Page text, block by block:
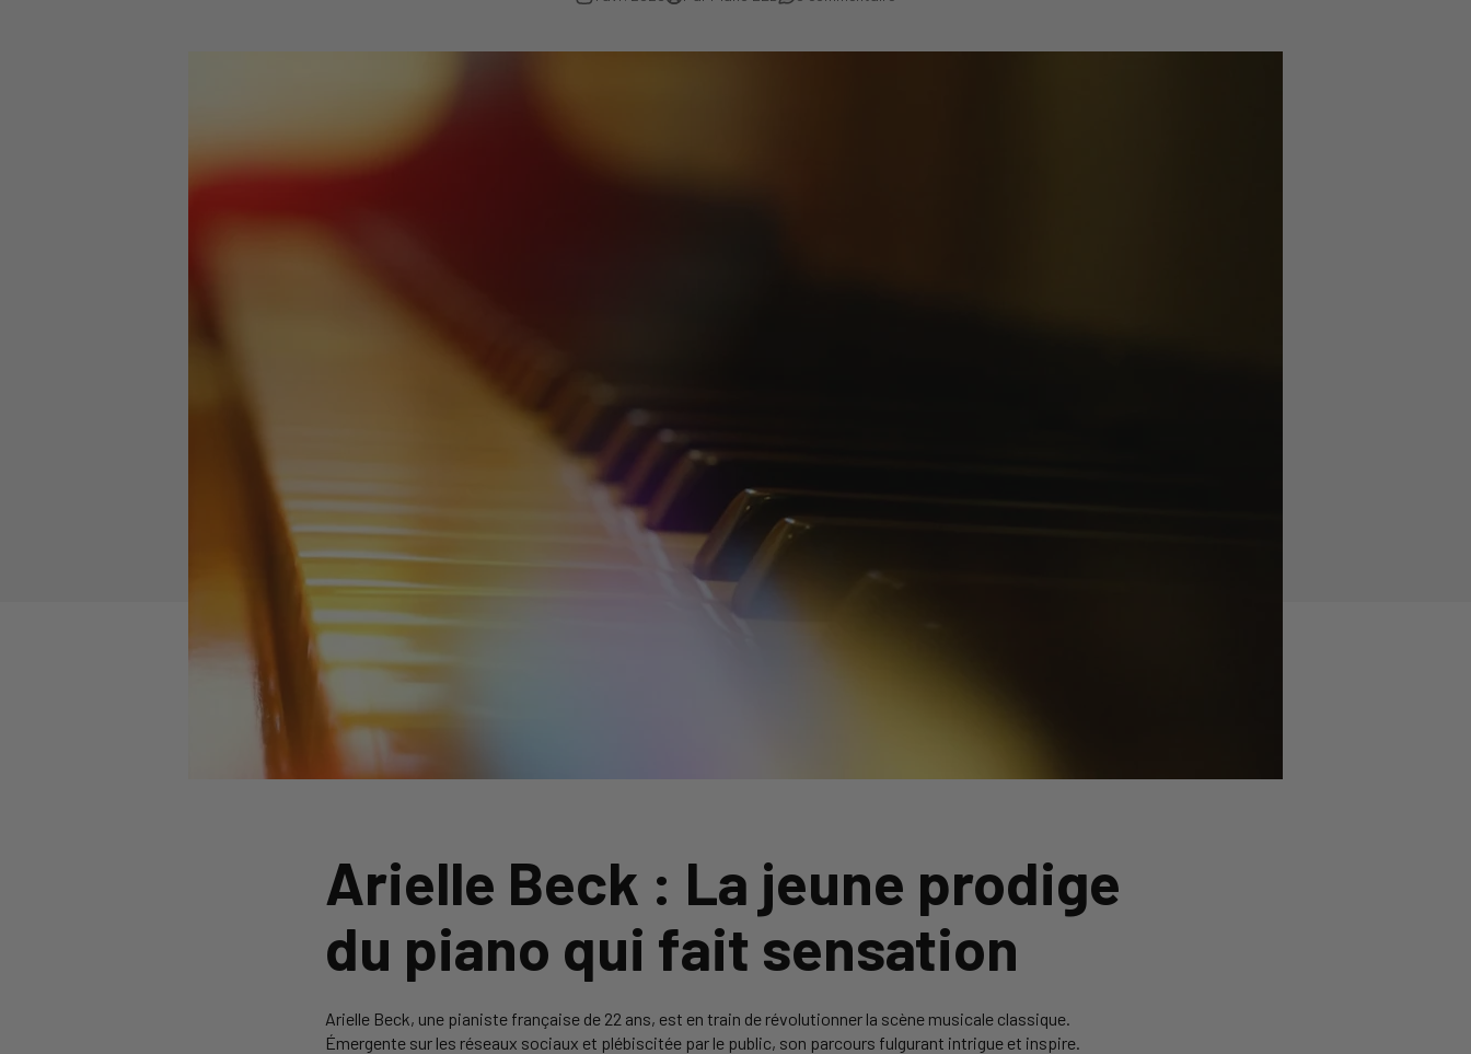
Arielle Beck : La jeune prodige
du piano qui fait sensation
Arielle Beck, une pianiste française de 22 ans, est en train de révolutionner la scène musicale classique.
Émergente sur les réseaux sociaux et plébiscitée par le public, son parcours fulgurant intrigue et inspire.